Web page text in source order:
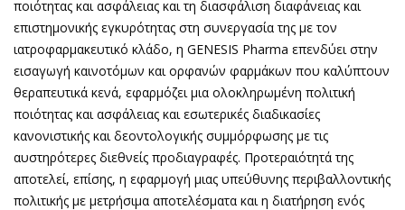
ποιότητας και ασφάλειας και τη διασφάλιση διαφάνειας και
επιστημονικής εγκυρότητας στη συνεργασία της με τον
ιατροφαρμακευτικό κλάδο, η GENESIS Pharma επενδύει στην
εισαγωγή καινοτόμων και ορφανών φαρμάκων που καλύπτουν
θεραπευτικά κενά, εφαρμόζει μια ολοκληρωμένη πολιτική
ποιότητας και ασφάλειας και εσωτερικές διαδικασίες
κανονιστικής και δεοντολογικής συμμόρφωσης με τις
αυστηρότερες διεθνείς προδιαγραφές. Προτεραιότητά της
αποτελεί, επίσης, η εφαρμογή μιας υπεύθυνης περιβαλλοντικής
πολιτικής με μετρήσιμα αποτελέσματα και η διατήρηση ενός